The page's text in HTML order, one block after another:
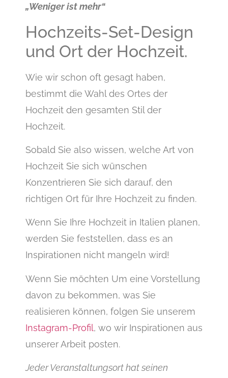
„Weniger ist mehr“
Hochzeits-Set-Design
und Ort der Hochzeit.
Wie wir schon oft gesagt haben,
bestimmt die Wahl des Ortes der
Hochzeit den gesamten Stil der
Hochzeit.
Sobald Sie also wissen, welche Art von
Hochzeit Sie sich wünschen
Konzentrieren Sie sich darauf, den
richtigen Ort für Ihre Hochzeit zu finden.
Wenn Sie Ihre Hochzeit in Italien planen,
werden Sie feststellen, dass es an
Inspirationen nicht mangeln wird!
Wenn Sie möchten Um eine Vorstellung
davon zu bekommen, was Sie
realisieren können, folgen Sie unserem
Instagram-Profil, wo wir Inspirationen aus
unserer Arbeit posten.
Jeder Veranstaltungsort hat seinen